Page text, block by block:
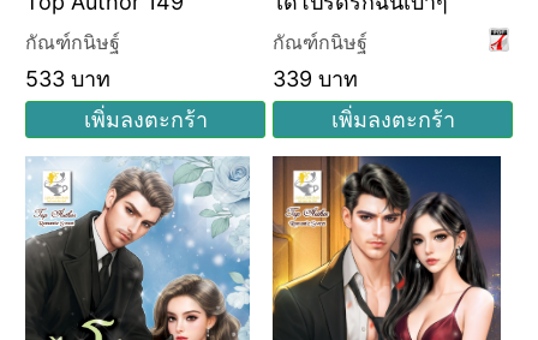
กัณฑ์กนิษฐ์
533 บาท
เพิ่มลงตะกร้า
กัณฑ์กนิษฐ์
339 บาท
เพิ่มลงตะกร้า